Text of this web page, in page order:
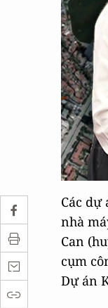
Các
nhà
Can
cụm
Dự án